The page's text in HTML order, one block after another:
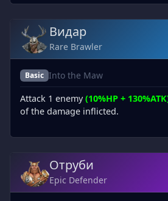
Видар
Rare Brawler
Basic Into the Maw
Attack 1 enemy(10%HP +
of the damage inflicted.
Отруби
Epic Defender